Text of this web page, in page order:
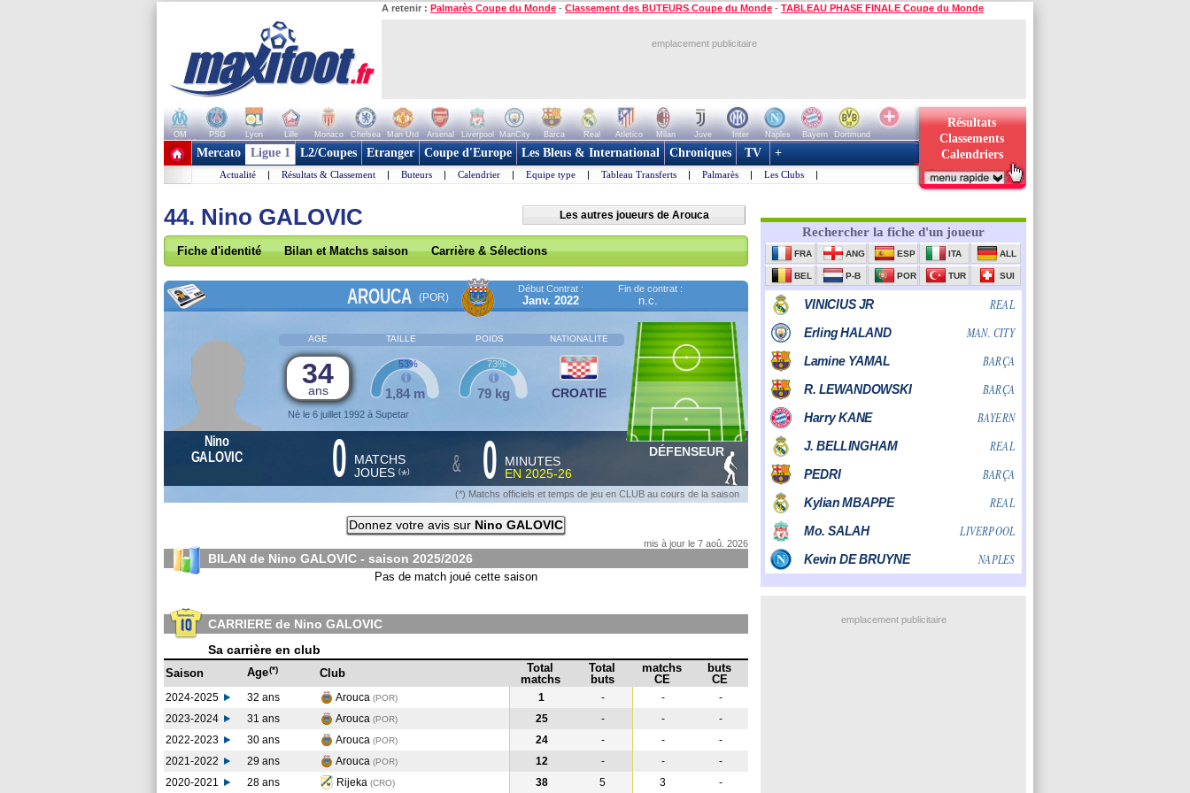
A retenir : Palmarès Coupe du Monde - Classement des BUTEURS Coupe du Monde - TABLEAU PHASE FINALE Coupe du Monde
emplacement publicitaire
OM PSG Lyon Lille Monaco Chelsea Man Utd Arsenal Liverpool ManCity Barca Real Atletico Milan Juve Inter Naples Bayern
Dortmund
+ de clubs
Résultats
Classements
Calendriers
Mercato Ligue 1 L2/Coupes Etranger Coupe d'Europe Les Bleus & International Chroniques TV +
Actualité | Résultats & Classement | Buteurs | Calendrier | Equipe type | Tableau Transferts | Palmarès | Les Clubs |
44. Nino GALOVIC Les autres joueurs de Arouca
Fiche d'identité Bilan et Matchs saison Carrière & Sélections
AROUCA (POR)
Début Contrat :
Janv. 2022
Fin de contrat :
n.c.
AGE TAILLE POIDS NATIONALITE
34
ans
Né le 6 juillet 1992 à Supetar
1,84 m
53%
79 kg
73%
CROATIE
Nino
GALOVIC
0 MATCHS
JOUES (*) & 0
MINUTES
EN 2025-26
DÉFENSEUR
(*) Matchs officiels et temps de jeu en CLUB au cours de la saison
Donnez votre avis sur Nino GALOVIC
mis à jour le 7 aoû. 2026
BILAN de Nino GALOVIC - saison 2025/2026
Pas de match joué cette saison
CARRIERE de Nino GALOVIC
Sa carrière en club
Saison Age(*) Club
Total
matchs
Total
buts
matchs
CE
buts
CE
2024-2025 32 ans Arouca (POR) 1 - -
-
2023-2024
31 ans Arouca (POR) 25 - -
-
2022-2023
30 ans Arouca (POR) 24 - -
-
2021-2022
29 ans Arouca (POR) 12 - -
-
2020-2021
28 ans Rijeka (CRO) 38 5 3
-
emplacement publicitaire